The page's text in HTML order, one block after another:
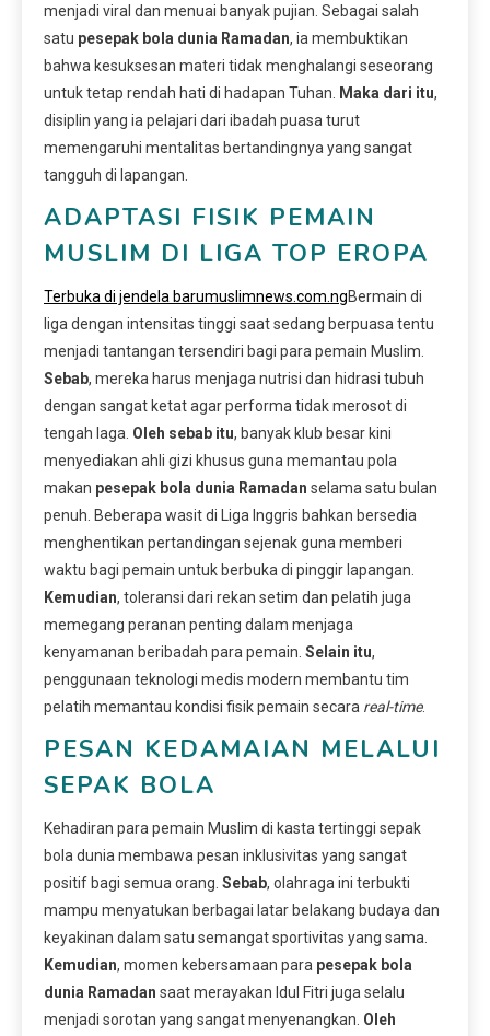
menjadi viral dan menuai banyak pujian. Sebagai salah
satu pesepak bola dunia Ramadan, ia membuktikan
bahwa kesuksesan materi tidak menghalangi seseorang
untuk tetap rendah hati di hadapan Tuhan.
Maka dari itu,
disiplin yang ia pelajari dari ibadah puasa turut
memengaruhi mentalitas bertandingnya yang sangat
tangguh di lapangan.
ADAPTASI FISIK PEMAIN
MUSLIM DI LIGA TOP EROPA
Terbuka di jendela barumuslimnews.com.ngBermain di
liga dengan intensitas tinggi saat sedang berpuasa tentu
menjadi tantangan tersendiri bagi para pemain Muslim.
Sebab, mereka harus menjaga nutrisi dan hidrasi tubuh
dengan sangat ketat agar performa tidak merosot di
tengah laga. Oleh sebab itu, banyak klub besar kini
menyediakan ahli gizi khusus guna memantau pola
makan pesepak bola dunia Ramadan selama satu bulan
penuh. Beberapa wasit di Liga Inggris bahkan bersedia
menghentikan pertandingan sejenak guna memberi
waktu bagi pemain untuk berbuka di pinggir lapangan.
Kemudian, toleransi dari rekan setim dan pelatih juga
memegang peranan penting dalam menjaga
kenyamanan beribadah para pemain. Selain itu,
penggunaan teknologi medis modern membantu tim
pelatih memantau kondisi fisik pemain secara real-time.
PESAN KEDAMAIAN MELALUI
SEPAK BOLA
Kehadiran para pemain Muslim di kasta tertinggi sepak
bola dunia membawa pesan inklusivitas yang sangat
positif bagi semua orang. Sebab, olahraga ini terbukti
mampu menyatukan berbagai latar belakang budaya dan
keyakinan dalam satu semangat sportivitas yang sama.
Kemudian, momen kebersamaan para pesepak bola
dunia Ramadan saat merayakan Idul Fitri juga selalu
menjadi sorotan yang sangat menyenangkan. Oleh